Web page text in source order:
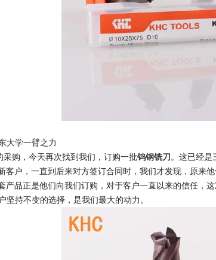
大学一臂之力
购，今天再次找到我们，订购一批钨钢铣刀。这已经是
客户，一直到后来对方签订合同时，我们才发现，原来
产品正是他们向我们订购，对于客户一直以来的信任，
坚持不变的选择，是我们最大的动力。